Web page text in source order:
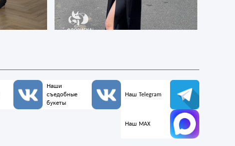
Наши
съедобные
букеты
Наш Telegram
Наш MAX